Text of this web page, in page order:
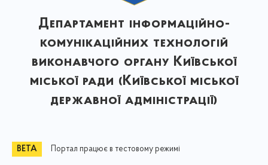
Департамент інформаційно-
комунікаційних технологій
виконавчого органу Київської
міської ради (Київської міської
державної адміністрації)
Портал працює в тестовому режимі